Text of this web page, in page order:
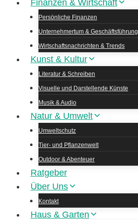
Finanzen & Wirtschaft
Persönliche Finanzen
Unternehmertum & Geschäftsführung
Wirtschaftsnachrichten & Trends
Kunst & Kultur
Literatur & Schreiben
Visuelle und Darstellende Künste
Musik & Audio
Natur & Umwelt
Umweltschutz
Tier- und Pflanzenwelt
Outdoor & Abenteuer
Ratgeber
Über Uns
Kontakt
Haus & Garten